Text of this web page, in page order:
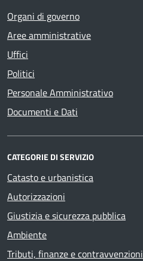
Organi di governo
Aree amministrative
Uffici
Politici
Personale Amministrativo
Documenti e Dati
CATEGORIE DI SERVIZIO
Catasto e urbanistica
Autorizzazioni
Giustizia e sicurezza pubblica
Ambiente
Tributi, finanze e contravvenzioni